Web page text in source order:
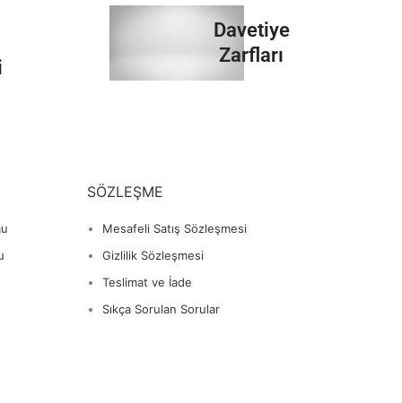
İncele
Davetiye
Zarfları
SÖZLEŞME
Mesafeli Satış Sözleşmesi
Gizlilik Sözleşmesi
Teslimat ve İade
Sıkça Sorulan Sorular